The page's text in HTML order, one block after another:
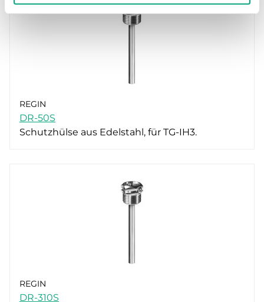
REGIN
DR-50S
Schutzhülse aus Edelstahl, für TG-IH3.
REGIN
DR-310S